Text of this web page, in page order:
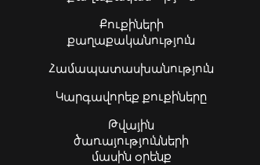
Քուքիների
քաղաքականություն
Համապատասխանություն
Կարգավորեք քուքիները
Թվային
ծառայությունների
մասին օրենք